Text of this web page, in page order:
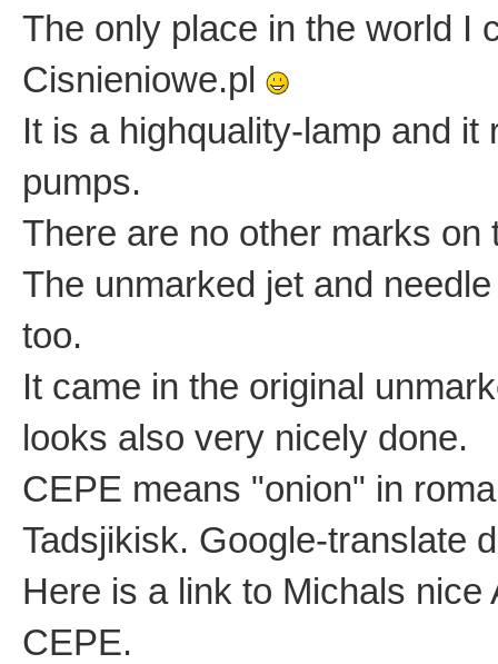
The only place in the world I
Cisnieniowe.pl
It is a highquality-lamp and
pumps.
There are no other marks
The unmarked jet and
too.
It came in the original
looks also very nicely done.
CEPE means "onion" in
Tadsjikisk. Google-translate
Here is a link to Michals
CEPE.